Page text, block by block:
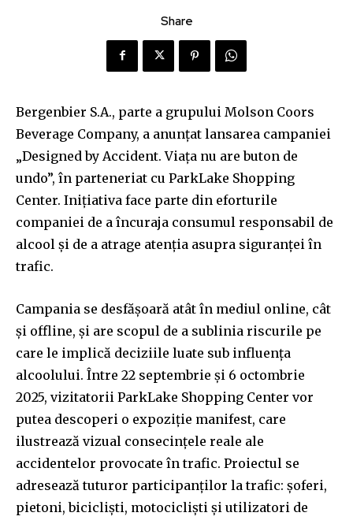
Share
Bergenbier S.A., parte a grupului Molson Coors
Beverage Company, a anunțat lansarea campaniei
„Designed by Accident. Viața nu are buton de
undo”, în parteneriat cu ParkLake Shopping
Center. Inițiativa face parte din eforturile
companiei de a încuraja consumul responsabil de
alcool și de a atrage atenția asupra siguranței în
trafic.
Campania se desfășoară atât în mediul online, cât
și offline, și are scopul de a sublinia riscurile pe
care le implică deciziile luate sub influența
alcoolului. Între 22 septembrie și 6 octombrie
2025, vizitatorii ParkLake Shopping Center vor
putea descoperi o expoziție manifest, care
ilustrează vizual consecințele reale ale
accidentelor provocate în trafic. Proiectul se
adresează tuturor participanților la trafic: șoferi,
pietoni, bicicliști, motocicliști și utilizatori de